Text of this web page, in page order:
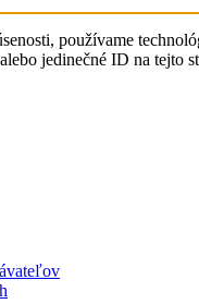
používame
jedinečné ID na